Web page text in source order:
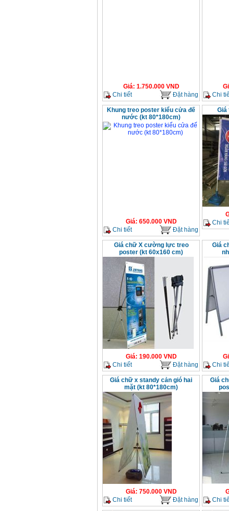
Giá: 1.750.000VND
Chi tiết
Đặt hàng
Chi
Khung treo poster kiểu cửa đế
nước (kt 80*180cm)
Giá: 650.000VND
Chi tiết
Đặt hàng
Giá
Chi
Giá chữ X cường lực treo
poster (kt 60x160 cm)
Giá: 190.000VND
Chi tiết
Đặt hàng
Giá
Chi
Giá chữ x standy cản gió hai
mặt (kt 80*180cm)
Giá: 750.000VND
Chi tiết
Đặt hàng
Giá
Chi